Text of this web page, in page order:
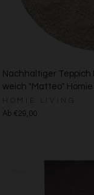
Nachhaltiger Teppich
weich "Matteo" Homie
Ab €29,00